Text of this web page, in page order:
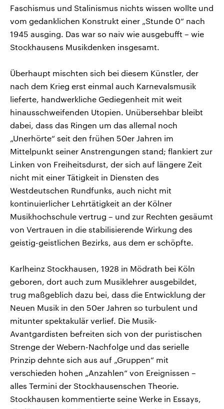
Faschismus und Stalinismus nichts wissen wollte und
vom gedanklichen Konstrukt einer „Stunde 0“ nach
1945 ausging. Das war so naiv wie ausgebufft – wie
Stockhausens Musikdenken insgesamt.
Überhaupt mischten sich bei diesem Künstler, der
nach dem Krieg erst einmal auch Karnevalsmusik
lieferte, handwerkliche Gediegenheit mit weit
hinausschweifenden Utopien. Unübersehbar bleibt
dabei, dass das Ringen um das allemal noch
„Unerhörte“ seit den frühen 50er Jahren im
Mittelpunkt seiner Anstrengungen stand; flankiert zur
Linken von Freiheitsdurst, der sich auf längere Zeit
nicht mit einer Tätigkeit in Diensten des
Westdeutschen Rundfunks, auch nicht mit
kontinuierlicher Lehrtätigkeit an der Kölner
Musikhochschule vertrug – und zur Rechten gesäumt
von Vertrauen in die stabilisierende Wirkung des
geistig-geistlichen Bezirks, aus dem er schöpfte.
Karlheinz Stockhausen, 1928 in Mödrath bei Köln
geboren, dort auch zum Musiklehrer ausgebildet,
trug maßgeblich dazu bei, dass die Entwicklung der
Neuen Musik in den 50er Jahren so turbulent und
mitunter spektakulär verlief. Die Musik-
Avantgardisten befreiten sich von der puristischen
Strenge der Webern-Nachfolge und das serielle
Prinzip dehnte sich aus auf „Gruppen“ mit
verschieden hohen „Anzahlen“ von Ereignissen –
alles Termini der Stockhausenschen Theorie.
Stockhausen kommentierte seine Werke in Essays,